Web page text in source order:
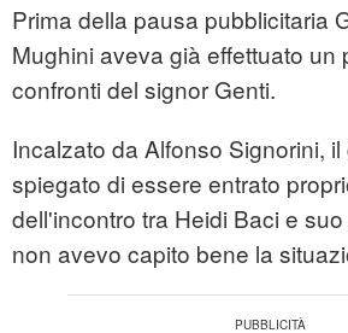
Prima della pausa pubblicitaria
Mughini aveva già effettuato un
confronti del signor Genti.
Incalzato da Alfonso Signorini,
spiegato di essere entrato
dell'incontro tra Heidi Baci e
non avevo capito bene la